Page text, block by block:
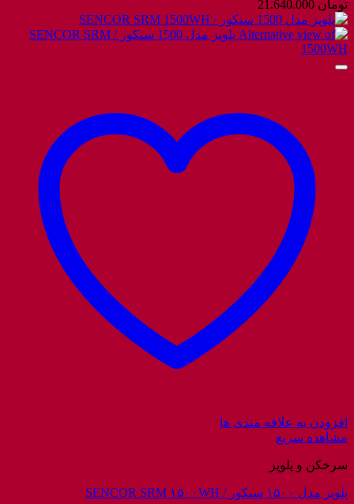
تومان
افزودن به علاقه مندی ها
مشاهده سریع
سرخکن و پلوپز
پلوپز مدل ۱۵۰۰ سنکور / SENCOR SRM ۱۵۰۰WH